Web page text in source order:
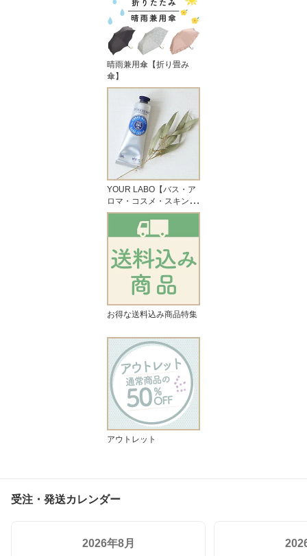
晴雨兼用傘【折り畳み
傘】
YOUR LABO【バス・ア
ロマ・コスメ・スキンケ
ア】
お得な送料込み商品特集
アウトレット
受注・発送カレンダー
2026年8月